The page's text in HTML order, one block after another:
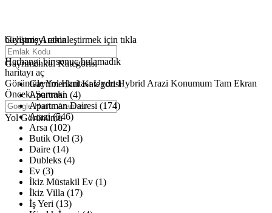
büyütmeyi etkinleştirmek için tıkla
Haritalar yükleniyor
Herhangi bir sonuç bulamadık
haritayı aç
GörüntüleYol Haritası Uydu Hybrid Arazi Konumum Tam Ekran
Önceki Sonraki
Yol Görünümü
Gelişmiş Arama
Gayrimenkul Kategorisi
Gayrimenkul Kategorisi
Apartman (4)
Apartman Dairesi (174)
Arazi (546)
Arsa (102)
Butik Otel (3)
Daire (14)
Dubleks (4)
Ev (3)
İkiz Müstakil Ev (1)
İkiz Villa (17)
İş Yeri (13)